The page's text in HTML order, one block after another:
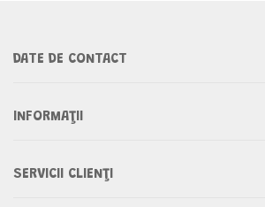
DATE DE CONTACT
INFORMAŢII
SERVICII CLIENŢI